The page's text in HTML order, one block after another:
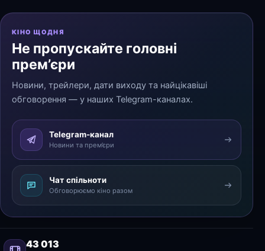
КІНО ЩОДНЯ
Не пропускайте головні
прем’єри
Новини, трейлери, дати виходу та найцікавіші
обговорення — у наших Telegram-каналах.
Telegram-канал
Новини та прем’єри
Чат спільноти
Обговорюємо кіно разом
43 013